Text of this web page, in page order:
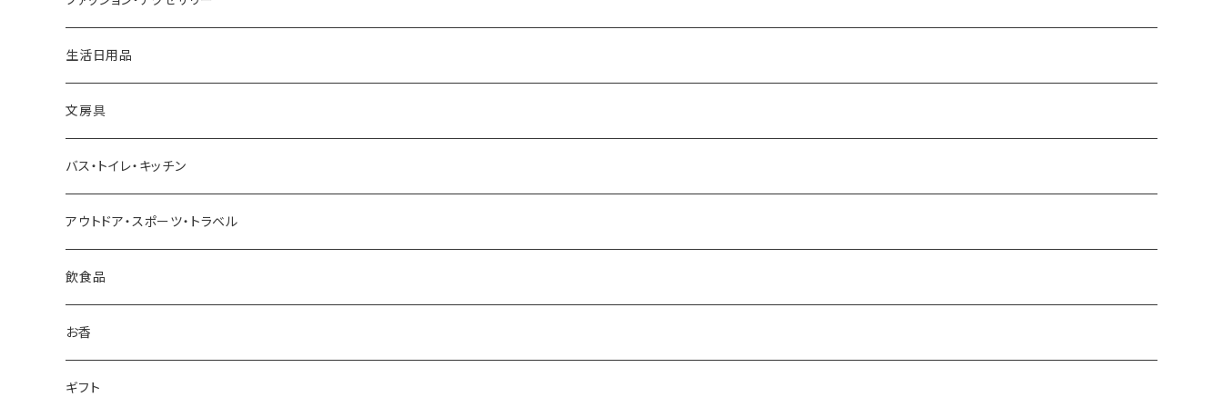
近江和ろうそく大與／DAIYO
Oowets
KIKIME
コロリドー
THE
THE NODOKA
さざなみ漆器
生活日用品
文房具
バス・トイレ・キッチン
アウトドア・スポーツ・トラベル
飲食品
お香
ギフト